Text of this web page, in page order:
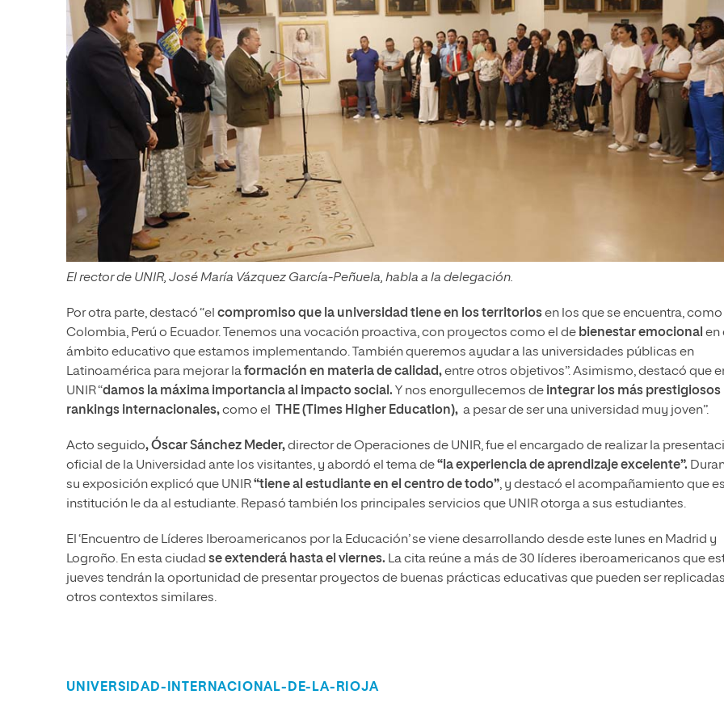
El rector de UNIR, José María Vázquez García-Peñuela, habla a la delegación.
Por otra parte, destacó “el compromiso que la universidad tiene en los territoriosen los que se encuentra, como
Colombia, Perú o Ecuador. Tenemos una vocación proactiva, con proyectos como el de bienestar emocional en
ámbito educativo que estamos implementando. También queremos ayudar a las universidades públicas en
Latinoamérica para mejorar laformación en materia de calidad,entre otros objetivos”. Asimismo, destacó que
UNIR “damos la máxima importancia al impacto social. Y nos enorgullecemos de integrar los más prestigiosos
rankings internacionales,como el THE (Times Higher Education), a pesar de ser una universidad muy joven”.
Acto seguido, Óscar Sánchez Meder,director de Operaciones de UNIR, fue el encargado de realizar la
oficial de la Universidad ante los visitantes, y abordó el tema de“la experiencia de aprendizaje excelente”.
su exposición explicó que UNIR“tiene al estudiante en el centro de todo”, y destacó el acompañamiento que
institución le da al estudiante. Repasó también los principales servicios que UNIR otorga a sus estudiantes.
El ‘Encuentro de Líderes Iberoamericanos por la Educación’ se viene desarrollando desde este lunes en Madrid y
Logroño. En esta ciudad se extenderá hasta el viernes. La cita reúne a más de 30 líderes iberoamericanos que
jueves tendrán la oportunidad de presentar proyectos de buenas prácticas educativas que pueden ser
otros contextos similares.
UNIVERSIDAD-INTERNACIONAL-DE-LA-RIOJA